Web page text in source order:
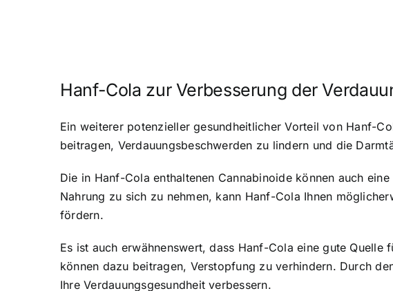
Hanf-Cola zur Verbesserung der
Ein weiterer potenzieller gesundheitlicher Vorteil von Hanf-
beitragen, Verdauungsbeschwerden zu lindern und die
Die in Hanf-Cola enthaltenen Cannabinoide können auch
Nahrung zu sich zu nehmen, kann Hanf-Cola Ihnen
fördern.
Es ist auch erwähnenswert, dass Hanf-Cola eine gute
können dazu beitragen, Verstopfung zu verhindern. Durch
Ihre Verdauungsgesundheit verbessern.